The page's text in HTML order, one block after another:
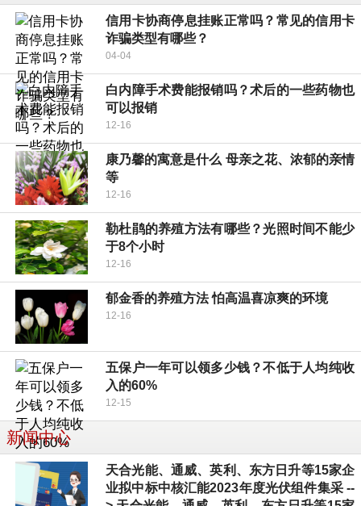
信用卡协商停息挂账正常吗？常见的信用卡
诈骗类型有哪些？
04-04
白内障手术费能报销吗？术后的一些药物也
可以报销
12-16
康乃馨的寓意是什么 母亲之花、浓郁的亲情
等
12-16
勒杜鹃的养殖方法有哪些？光照时间不能少
于8个小时
12-16
郁金香的养殖方法 怕高温喜凉爽的环境
12-16
五保户一年可以领多少钱？不低于人均纯收
入的60%
12-15
新闻中心
天合光能、通威、英利、东方日升等15家企
业拟中标中核汇能2023年度光伏组件集采 --